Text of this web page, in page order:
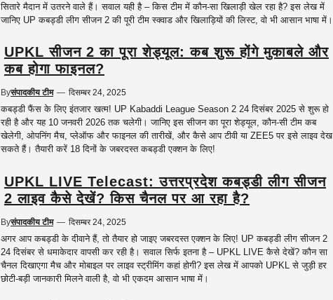
सितारे मैदान में उतरने वाले हैं। सवाल यही है – किस टीम में कौन-सा खिलाड़ी खेल रहा है? इस लेख में
जानिए UP कबड्डी लीग सीजन 2 की पूरी टीम स्क्वाड और खिलाड़ियों की लिस्ट, वो भी आसान भाषा में।
UPKL सीजन 2 का पूरा शेड्यूल: कब शुरू होंगे मुकाबले और
कब होगा फाइनल?
Byसंपादकीय टीम — दिसम्बर 24, 2025
कबड्डी फैंस के लिए इंतजार खत्म! UP Kabaddi League Season 2 24 दिसंबर 2025 से शुरू हो
रही है और यह 10 जनवरी 2026 तक चलेगी। जानिए इस सीजन का पूरा शेड्यूल, कौन-सी टीम कब
खेलेगी, ओपनिंग मैच, प्लेऑफ और फाइनल की तारीखें, और कैसे आप टीवी या ZEE5 पर इसे लाइव देख
सकते हैं। तैयारी करें 18 दिनों के जबरदस्त कबड्डी एक्शन के लिए!
UPKL LIVE Telecast: उत्तरप्रदेश कबड्डी लीग सीजन
2 लाइव कैसे देखें? किस चैनल पर आ रहा है?
Byसंपादकीय टीम — दिसम्बर 24, 2025
अगर आप कबड्डी के दीवाने हैं, तो तैयार हो जाइए जबरदस्त एक्शन के लिए! UP कबड्डी लीग सीजन 2
24 दिसंबर से धमाकेदार वापसी कर रही है। सवाल सिर्फ इतना है – UPKL LIVE कैसे देखें? कौन सा
चैनल दिखाएगा मैच और मोबाइल पर लाइव स्ट्रीमिंग कहां होगी? इस लेख में आपको UPKL से जुड़ी हर
छोटी-बड़ी जानकारी मिलने वाली है, वो भी एकदम आसान भाषा में।